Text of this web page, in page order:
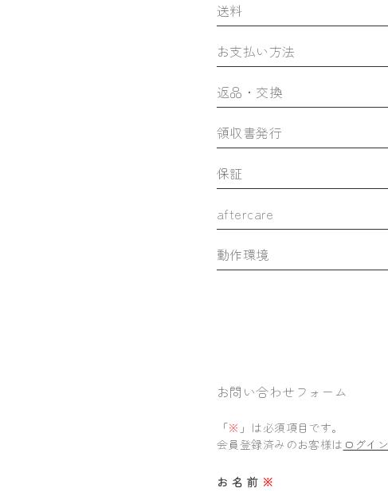
送料
お支払い方法
返品・交換
領収書発行
保証
aftercare
動作環境
お問い合わせフォーム
「※ 」は必須項目です。
会員登録済みのお客様は ログイン
お名前 ※